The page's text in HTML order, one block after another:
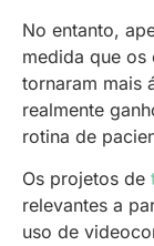
No entanto,
medida que os
tornaram mais
realmente
rotina de
Os projetos de
relevantes a
uso de